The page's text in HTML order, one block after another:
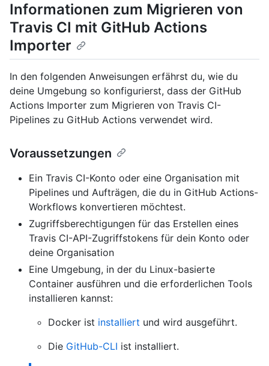
Informationen zum Migrieren von
Travis CI mit GitHub Actions
Importer
In den folgenden Anweisungen erfährst du, wie du
deine Umgebung so konfigurierst, dass der GitHub
Actions Importer zum Migrieren von Travis CI-
Pipelines zu GitHub Actions verwendet wird.
Voraussetzungen
Ein Travis CI-Konto oder eine Organisation mit
Pipelines und Aufträgen, die du in GitHub Actions-
Workflows konvertieren möchtest.
Zugriffsberechtigungen für das Erstellen eines
Travis CI-API-Zugriffstokens für dein Konto oder
deine Organisation
Eine Umgebung, in der du Linux-basierte
Container ausführen und die erforderlichen Tools
installieren kannst:
Docker ist installiert und wird ausgeführt.
Die GitHub-CLI ist installiert.